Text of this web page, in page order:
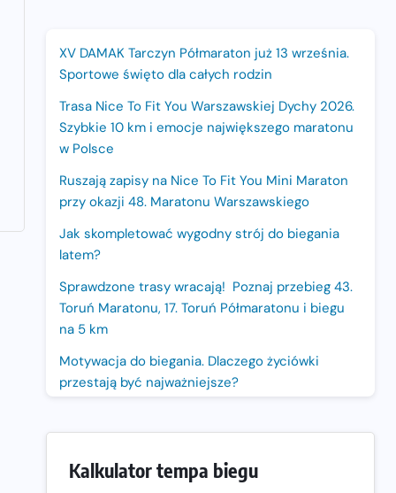
XV DAMAK Tarczyn Półmaraton już 13 września.
Sportowe święto dla całych rodzin
Trasa Nice To Fit You Warszawskiej Dychy 2026.
Szybkie 10 km i emocje największego maratonu
w Polsce
Ruszają zapisy na Nice To Fit You Mini Maraton
przy okazji 48. Maratonu Warszawskiego
Jak skompletować wygodny strój do biegania
latem?
Sprawdzone trasy wracają! Poznaj przebieg 43.
Toruń Maratonu, 17. Toruń Półmaratonu i biegu
na 5 km
Motywacja do biegania. Dlaczego życiówki
przestają być najważniejsze?
edycja z rekordową pulą nagród i większym
Kalkulator tempa biegu